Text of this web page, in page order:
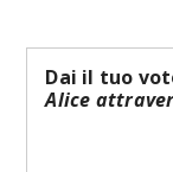
Dai il tuo
Alice